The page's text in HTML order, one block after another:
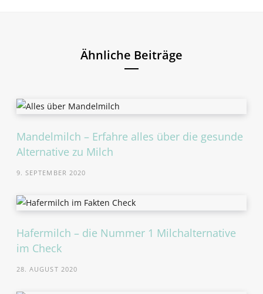
Ähnliche Beiträge
Mandelmilch – Erfahre alles über die gesunde
Alternative zu Milch
9. SEPTEMBER 2020
Hafermilch – die Nummer 1 Milchalternative
im Check
28. AUGUST 2020